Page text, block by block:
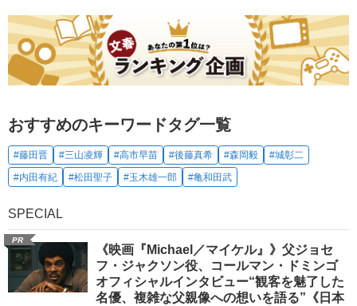
おすすめのキーワードタグ一覧
#藤田晋 #三山凌輝 #高市早苗 #後藤真希 #森岡毅
#城彰二
#内田有紀
#松田聖子 #玉木雄一郎 #亀和田武
SPECIAL
PR
《映画『Michael／マイケル』》父ジョセ
フ・ジャクソン役、コールマン・ドミンゴ
オフィシャルインタビュー“観客を魅了した
名優、複雑な父親像への想いを語る”《日本